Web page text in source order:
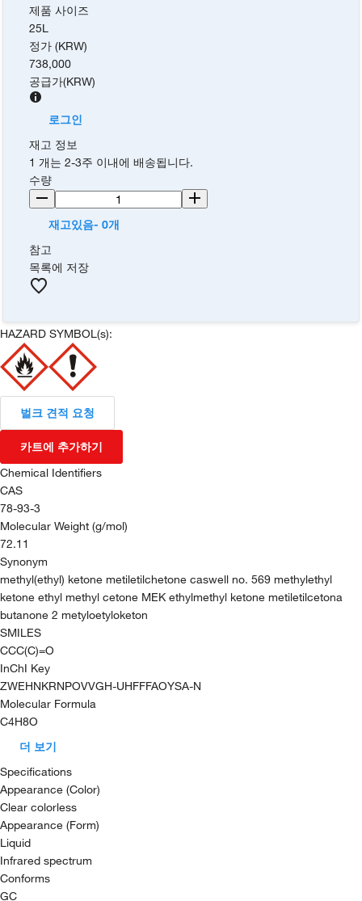
제품 사이즈
25L
정가 (KRW)
738,000
공급가(KRW)
로그인
재고 정보
1 개는 2-3주 이내에 배송됩니다.
수량
재고있음- 0개
참고
목록에 저장
HAZARD SYMBOL(s):
벌크 견적 요청
카트에 추가하기
Chemical Identifiers
CAS
78-93-3
Molecular Weight (g/mol)
72.11
Synonym
methyl(ethyl) ketone metiletilchetone caswell no. 569 methylethyl
ketone ethyl methyl cetone MEK ethylmethyl ketone metiletilcetona
butanone 2 metyloetyloketon
SMILES
CCC(C)=O
InChI Key
ZWEHNKRNPOVVGH-UHFFFAOYSA-N
Molecular Formula
C4H8O
더 보기
Specifications
Appearance (Color)
Clear colorless
Appearance (Form)
Liquid
Infrared spectrum
Conforms
GC